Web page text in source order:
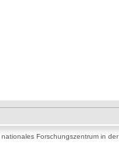
Forschungszentrum in